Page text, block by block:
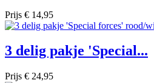
Prijs € 14,95
3 delig pakje 'Special...
Prijs € 24,95